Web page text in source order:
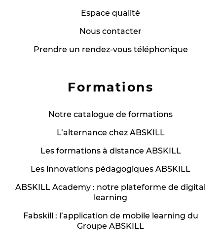
Espace qualité
Nous contacter
Prendre un rendez-vous téléphonique
Formations
Notre catalogue de formations
L’alternance chez ABSKILL
Les formations à distance ABSKILL
Les innovations pédagogiques ABSKILL
ABSKILL Academy : notre plateforme de digital
learning
Fabskill : l’application de mobile learning du
Groupe ABSKILL